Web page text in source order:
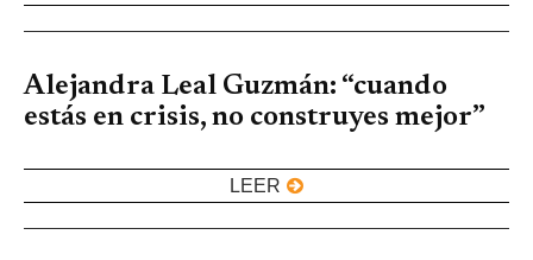
Alejandra Leal Guzmán: “cuando
estás en crisis, no construyes mejor”
LEER